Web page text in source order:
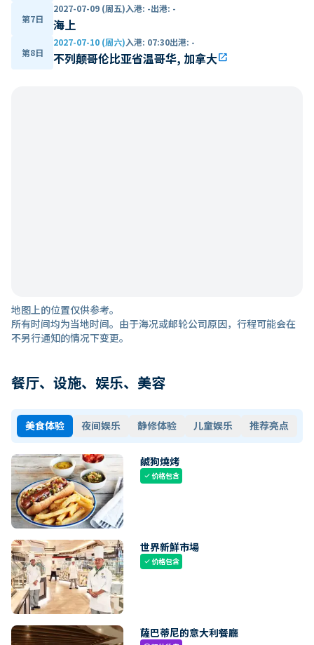
第7日
2027-07-09 (周五)入港: -出港: -
海上
第8日
2027-07-10 (周六)入港: 07:30出港: -
不列颠哥伦比亚省温哥华, 加拿大open_in_new
地图上的位置仅供参考。
所有时间均为当地时间。由于海况或邮轮公司原因，行程可能会在
不另行通知的情况下变更。
餐厅、设施、娱乐、美容
美食体验 夜间娱乐 静修体验 儿童娱乐 推荐亮点
鹹狗燒烤
check价格包含
世界新鮮市場
check价格包含
薩巴蒂尼的意大利餐廳